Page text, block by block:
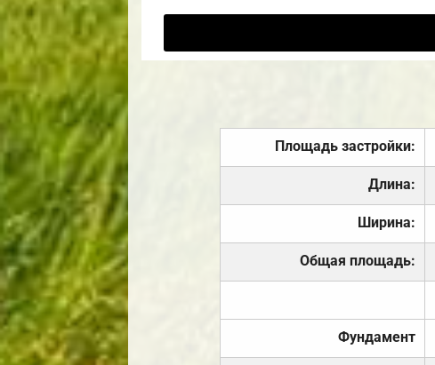
Площадь застройки:
Длина:
Ширина:
Общая площадь:
Фундамент